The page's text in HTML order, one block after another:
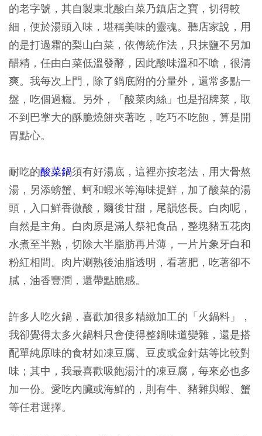
的老字號，其自製東北酸白菜乃鎮店之寶，切得較
細，便於湯頭入味，堪稱美味的靈魂。聽店家說，用
的是打過霜的梨山白菜，依傳統作法，只抹鹽不另加
醋精，任由白菜低溫發酵，因此酸味溫和不嗆，很清
爽。我每次上門，除了鍋底附的分量外，還常多點一
盤，吃個過癮。另外，「酸菜肉絲」也是招牌菜，取
不到巴掌大的酥脆燒餅夾著吃，吃巧不吃飽，算是開
胃點心。
耐吃的酸菜鍋須有好湯底，這裡亦按老法，用大骨熬
湯，另添螃蟹、蚵和蝦米等海味提鮮，加了酸菜的湯
頭，入口鮮香微酸，爾後甘甜，尾韻悠長。白肉呢，
自然是主角。白肉原是滿人祭祀食品，整塊豬五花肉
水煮至半熟，切除大半脂肪再片薄，一片片象牙白和
粉紅相間。肉片涮熟後油脂透明，看著肥，吃著卻不
膩，油香豐潤，還帶點脆感。
許多人吃火鍋，喜歡加很多精緻加工的「火鍋料」，
我卻覺得太多火鍋料只會使得整鍋味道變雜，還是搭
配單純原味的食材如凍豆腐、豆皮或金針菇等比較對
味；其中，我最喜歡吸飽湯汁的凍豆腐，每來必也多
加一份。愛吃內臟或海鮮的，則有牛、豬雜與蝦、蟹
等任君選擇。